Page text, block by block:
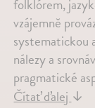
folklórem,
vzájemně
systematickou
nálezy a
pragmatické
Čítať ďalej↓